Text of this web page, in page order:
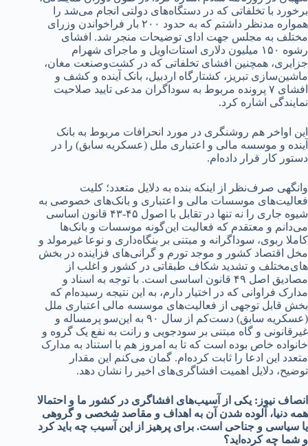
برخورد با تخلفاتی که در دستگاه‌های دولتی انجام می‌شد را
همواره مدنظر داشتم که به حدود ۲۰۰ بار فراخواندن وزرای
مختلف به مجلس جهت ادای توضیحات منجر شد. افشای
رشوه ۱۵۰ میلیون دلاری استات‌اویل و ماجرای شهرام
جزایری، همچنین افشای تخلفاتی که در کشت‌وصنعت مغان،
ماشین‌سازی تبریز، کشتارگاه اردبیل، بانک آینده و کشف و
افشای ۷ پرونده مربوط به سوداگران مدعی تایید صلاحیت
نمایندگی اشاره کرد.
این اواخر هم روشنگری در مورد انحرافات مربوط به بانک
آینده و موسسه مالی و اعتباری ملل (عسکریه سابق) را در
دستور کار قرار داده‌ام.
وانگهی صرف‌نظر از اینکه بنده به دلایل متعدد؛ کلیت
فعالیت‌های موسسات مالی و اعتباری و بانک‌های خصوصی به
شیوه جاری را نه تنها در تقابل با اصول ۴۵-۴۳ قانون اساسی
می‌دانم و معتقدم که فعالیت این‌گونه موسسات و بانک‌ها
کاملا ربوی، سوداگرانه و مبتنی بر بنگاه‌داری و نوعا غیرمولد و
مخل اقتصاد کشور و موجد تورم و گرانی‌های فزاینده در بخش
های‌مختلف و تشدید شکاف طبقاتی در کشور و اغلب از
مصادیق اصل ۴۹ قانون اساسی است. با توجه به اسناد و
مدارک فراوانی که در اختیار دارم، به این نتیجه رسیده‌ام که
بخش قابل توجهی از فعالیت‌های موسسه مالی اعتباری ملل
(عسکریه سابق) دست‌کم از سال ۹۰ به این‌سو پرمساله و
غیرقانونی و گاه مبتنی بر سودجویی و رانت به نفع یک گروه و
خانواده خاص بوده است که تا به امروز هم با استناد به مدارک
متعدد این ادعا را ثابت کرده‌ام. گمان می‌کنم این مقدار
توضیح، دلایل اهمیت افشاگری‌های اخیر را نشان دهد.
انصاف نیوز: یکی از آسیب‌های افشاگری در کشور ما و احتمالا
همه دنیا، آلوده شدن آن به اهداف و مقاصد شخصی و گروهی
یا سیاسی و جناحی است. برای پرهیز از این آسیب چه باید کرد
و شما چه کرده‌اید؟